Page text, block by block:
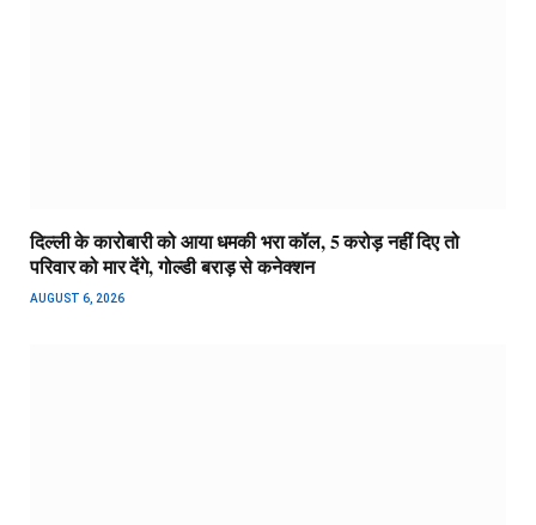
दिल्ली के कारोबारी को आया धमकी भरा कॉल, 5 करोड़ नहीं दिए तो
परिवार को मार देंगे, गोल्डी बराड़ से कनेक्शन
AUGUST 6, 2026